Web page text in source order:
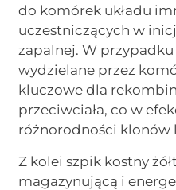
do komórek układu
uczestniczących w
zapalnej. W
wydzielane przez
kluczowe dla
przeciwciała, co w
różnorodności klonów
Z kolei szpik kostny
magazynującą i